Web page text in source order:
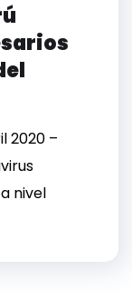
2020 –
nivel